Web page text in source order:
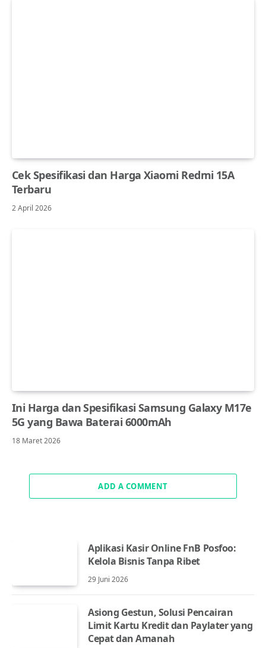
Cek Spesifikasi dan Harga Xiaomi Redmi 15A
Terbaru
2 April 2026
Ini Harga dan Spesifikasi Samsung Galaxy M17e
5G yang Bawa Baterai 6000mAh
18 Maret 2026
ADD A COMMENT
Aplikasi Kasir Online FnB Posfoo:
Kelola Bisnis Tanpa Ribet
29 Juni 2026
Asiong Gestun, Solusi Pencairan
Limit Kartu Kredit dan Paylater yang
Cepat dan Amanah